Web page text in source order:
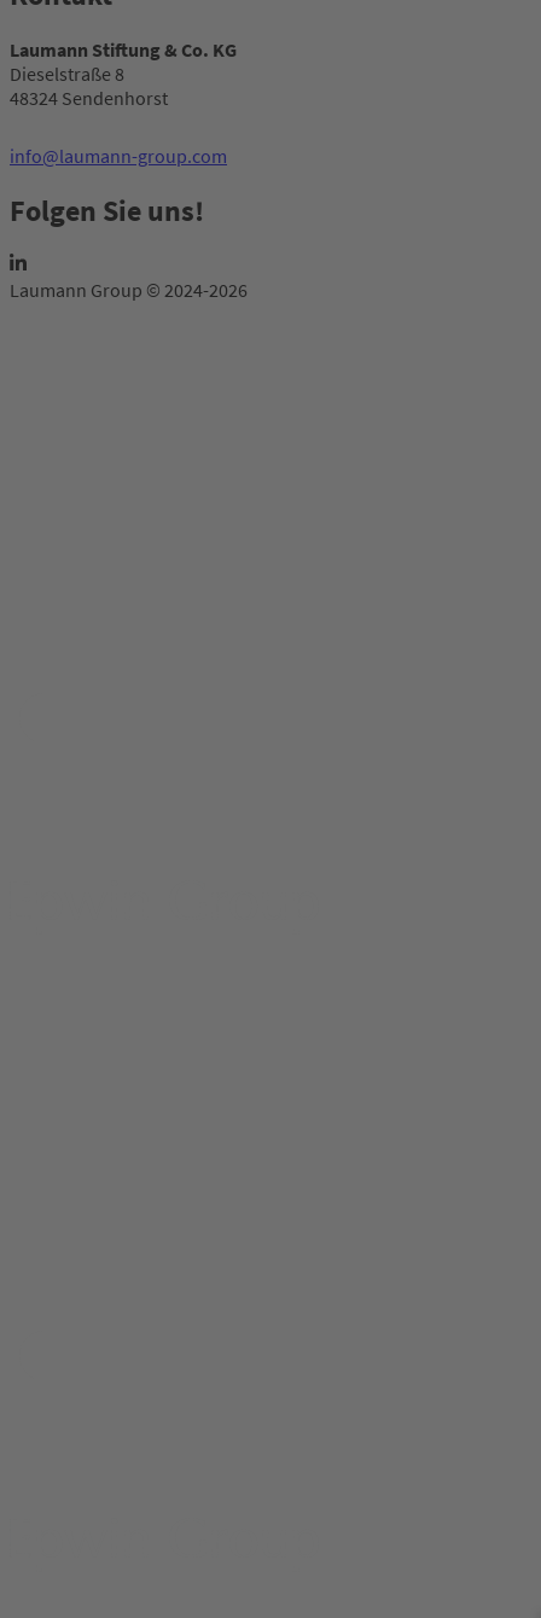
Laumann Stiftung & Co. KG
Dieselstraße 8
48324 Sendenhorst
info@laumann-group.com
Folgen Sie uns!
Laumann Group © 2024-2026